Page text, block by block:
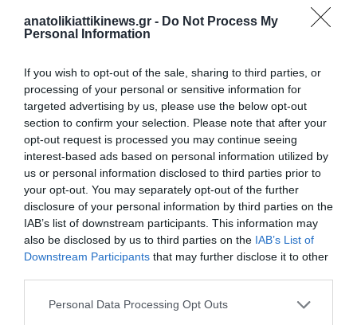
anatolikiattikinews.gr - Do Not Process My
Personal Information
If you wish to opt-out of the sale, sharing to third parties, or
processing of your personal or sensitive information for
targeted advertising by us, please use the below opt-out
section to confirm your selection. Please note that after your
opt-out request is processed you may continue seeing
interest-based ads based on personal information utilized by
us or personal information disclosed to third parties prior to
your opt-out. You may separately opt-out of the further
disclosure of your personal information by third parties on the
IAB’s list of downstream participants. This information may
also be disclosed by us to third parties on the IAB’s List of
Downstream Participants that may further disclose it to other
Personal Data Processing Opt Outs
Νέα δωρεά Ιδρύματος Αθηνάς Ι. Μαρτίνου στο 251 ΓΝ Αεροπορίας